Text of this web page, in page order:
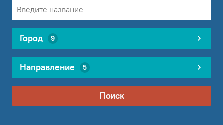
Город 9
Направление 5
Поиск